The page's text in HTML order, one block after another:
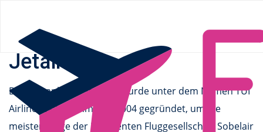
Jetairfly
Der Fluganbieter Jetairfly wurde unter dem Namen TUI
Airlines Belgium im Jahr 2004 gegründet, um die
meisten Flüge der insolventen Fluggesellschaft Sobelair